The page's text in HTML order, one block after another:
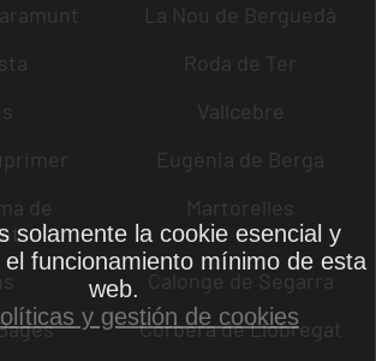
La Nou de Berguedà
Roda de Ter
Vallcebre
Eugènia de Berga
de
Martorelles
Calonge de Segarra
Corbera de Llobregat
solamente la cookie esencial y
el funcionamiento mínimo de esta
web.
y gestión de cookies